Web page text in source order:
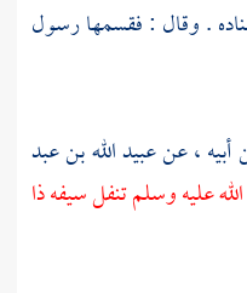
. وقال : فقسمها رسول
أبيه ، عنعبيد الله بن عبد
عليه وسلم تنفل سيفه ذا